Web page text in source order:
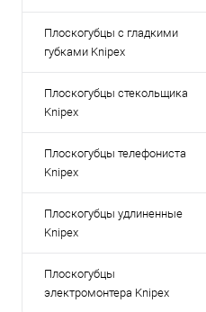
Плоскогубцы с гладкими
губками Knipex
Плоскогубцы стекольщика
Knipex
Плоскогубцы телефониста
Knipex
Плоскогубцы удлиненные
Knipex
Плоскогубцы
электромонтера Knipex